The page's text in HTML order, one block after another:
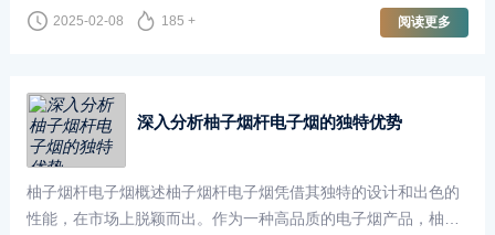
牌，悦刻在技术研发、产品设计和用户体验方面都保持了较高的
水准，
2025-02-08 185 + 阅读更多
深入分析柚子烟杆电子烟的独特优势
柚子烟杆电子烟概述柚子烟杆电子烟凭借其独特的设计和出色的
性能，在市场上脱颖而出。作为一种高品质的电子烟产品，柚子